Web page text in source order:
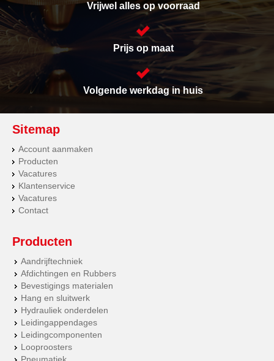
Vrijwel alles op voorraad
Prijs op maat
Volgende werkdag in huis
Sitemap
Account aanmaken
Producten
Vacatures
Klantenservice
Vacatures
Contact
Producten
Aandrijftechniek
Afdichtingen en Rubbers
Bevestigings materialen
Hang en sluitwerk
Hydrauliek onderdelen
Leidingappendages
Leidingcomponenten
Looproosters